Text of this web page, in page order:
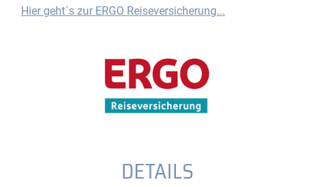
Hier geht´s zur ERGO Reiseversicherung...
DETAILS